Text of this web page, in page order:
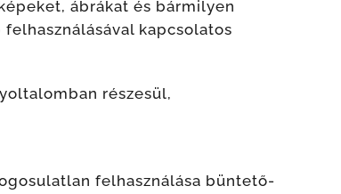
ábrákat és bármilyen
kapcsolatos
részesül,
felhasználása büntető-